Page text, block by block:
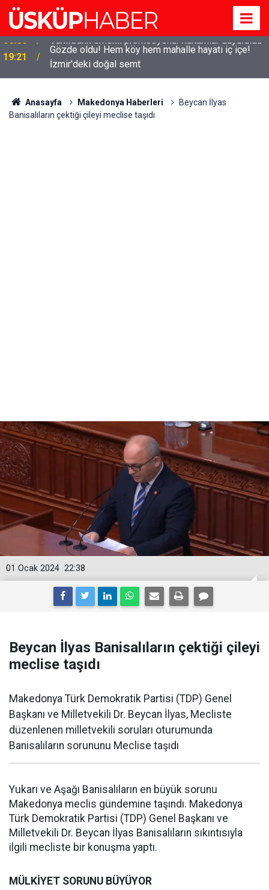
19:21
Gözde oldu! Hem köy hem mahalle hayatı iç içe!
İzmir'deki doğal semt
Anasayfa Makedonya Haberleri
Beycan İlyas
Banisalıların çektiği çileyi meclise taşıdı
22:38
01 Ocak 2024
Beycan İlyas Banisalıların çektiği çileyi
meclise taşıdı
Makedonya Türk Demokratik Partisi (TDP) Genel
Başkanı ve Milletvekili Dr. Beycan İlyas, Mecliste
düzenlenen milletvekili soruları oturumunda
Banisalıların sorununu Meclise taşıdı
Yukarı ve Aşağı Banisalıların en büyük sorunu
Makedonya meclis gündemine taşındı. Makedonya
Türk Demokratik Partisi (TDP) Genel Başkanı ve
Milletvekili Dr. Beycan İlyas Banisalıların sıkıntısıyla
ilgili mecliste bir konuşma yaptı.
MÜLKİYET SORUNU BÜYÜYOR